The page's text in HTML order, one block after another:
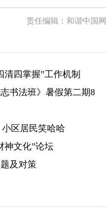
责任编辑：和谐中国网
四掌握”工作机制
书法班》暑假第二期8
区居民笑哈哈
神文化”论坛
及对策